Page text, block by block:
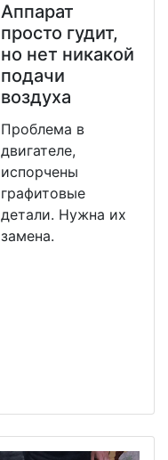
Аппарат
просто гудит,
но нет никакой
подачи
воздуха
Проблема в
двигателе,
испорчены
графитовые
детали. Нужна их
замена.